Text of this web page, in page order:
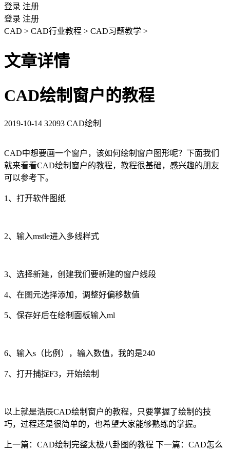
登录 注册
登录 注册
CAD > CAD行业教程 > CAD习题教学 >
文章详情
CAD绘制窗户的教程
2019-10-14 32093 CAD绘制
CAD中想要画一个窗户，该如何绘制窗户图形呢？下面我们
就来看看CAD绘制窗户的教程，教程很基础，感兴趣的朋友
可以参考下。
1、打开软件图纸
2、输入mstle进入多线样式
3、选择新建，创建我们要新建的窗户线段
4、在图元选择添加，调整好偏移数值
5、保存好后在绘制面板输入ml
6、输入s （比例），输入数值，我的是240
7、打开捕捉F3，开始绘制
以上就是浩辰CAD绘制窗户的教程，只要掌握了绘制的技
巧，过程还是很简单的，也希望大家能够熟练的掌握。
上一篇：CAD绘制完整太极八卦图的教程 下一篇：CAD怎么